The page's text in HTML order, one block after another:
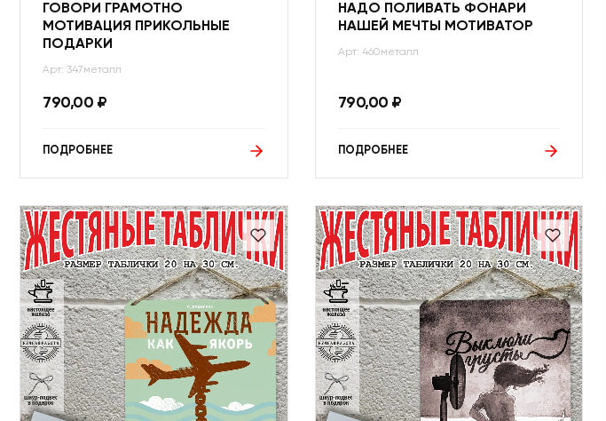
ГОВОРИ ГРАМОТНО
МОТИВАЦИЯ ПРИКОЛЬНЫЕ
ПОДАРКИ
Арт: 347металл
790,00 ₽
ПОДРОБНЕЕ
НАДО ПОЛИВАТЬ ФОНАРИ
НАШЕЙ МЕЧТЫ МОТИВАТОР
Арт: 460металл
790,00 ₽
ПОДРОБНЕЕ